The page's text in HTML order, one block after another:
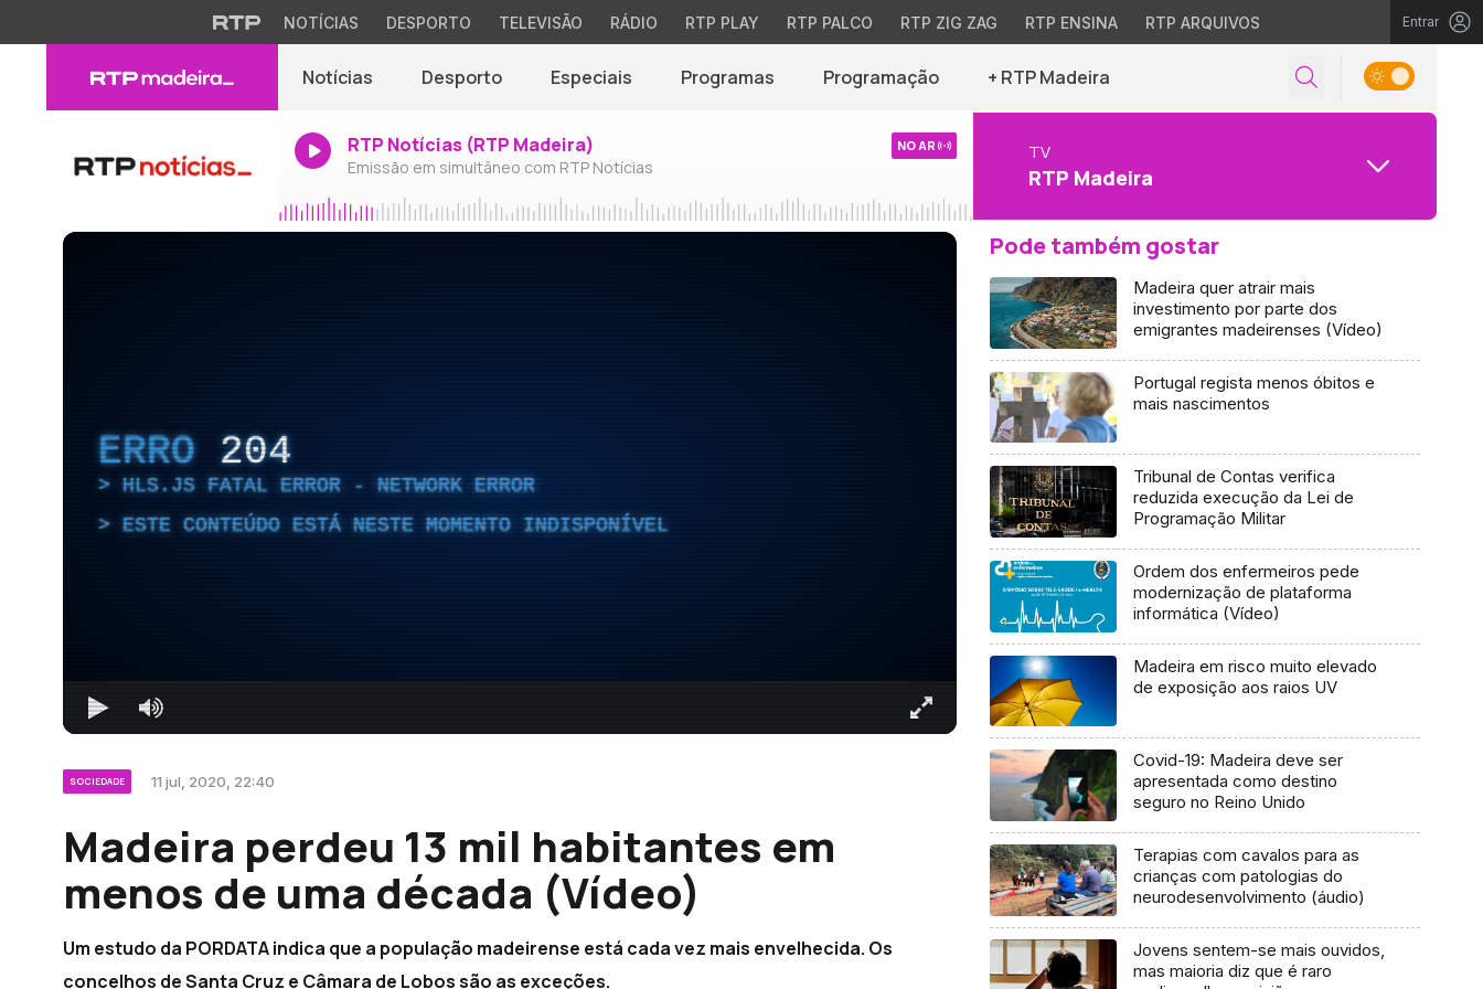
NOTÍCIAS DESPORTO TELEVISÃO RÁDIO RTP PLAY RTP PALCO RTP ZIG ZAG RTP ENSINA RTP ARQUIVOS Entrar
Notícias Desporto Especiais Programas Programação + RTP Madeira
RTP Notícias (RTP Madeira)
Emissão em simultâneo com RTP Notícias
NO AR TV
RTP Madeira
ERRO 204
HLS.JS FATAL ERROR - NETWORK ERROR
ESTE CONTEÚDO ESTÁ NESTE MOMENTO INDISPONÍVEL
SOCIEDADE 11 jul, 2020, 22:40
Madeira perdeu 13 mil habitantes em
menos de uma década (Vídeo)
Um estudo da PORDATA indica que a população madeirense está cada vez mais envelhecida. Os
concelhos de Santa Cruz e Câmara de Lobos são as exceções.
Pode também gostar
Madeira quer atrair mais
investimento por parte dos
emigrantes madeirenses (Vídeo)
Portugal regista menos óbitos e
mais nascimentos
Tribunal de Contas verifica
reduzida execução da Lei de
Programação Militar
Ordem dos enfermeiros pede
modernização de plataforma
informática (Vídeo)
Madeira em risco muito elevado
de exposição aos raios UV
Covid-19: Madeira deve ser
apresentada como destino
seguro no Reino Unido
Terapias com cavalos para as
crianças com patologias do
neurodesenvolvimento (áudio)
Jovens sentem-se mais ouvidos,
mas maioria diz que é raro